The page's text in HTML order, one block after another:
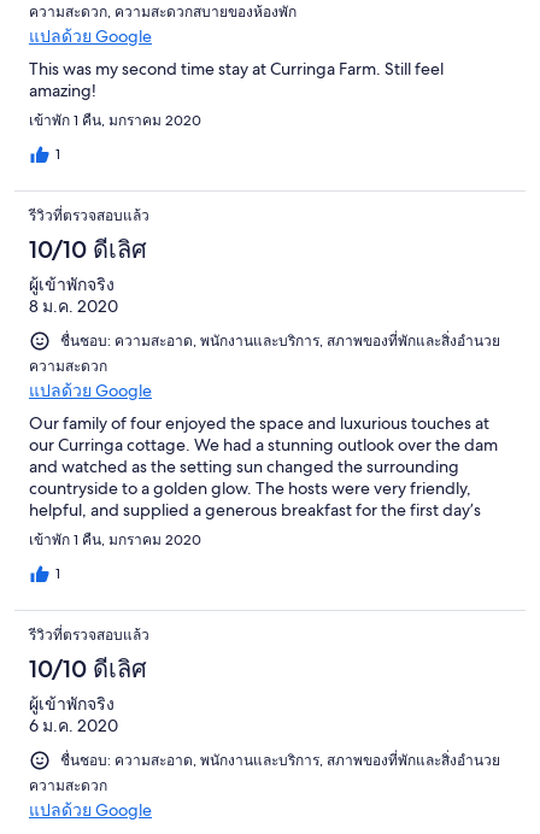
ความสะดวก, ความสะดวกสบายของห้องพัก
แปลด้วย Google
This was my second time stay at Curringa Farm. Still feel
amazing!
เข้าพัก 1 คืน, มกราคม 2020
1
รีวิวที่ตรวจสอบแล้ว
10/10 ดีเลิศ
ผู้เข้าพักจริง
8 ม.ค. 2020
ชื่นชอบ: ความสะอาด, พนักงานและบริการ, สภาพของที่พักและสิ่งอำนวย
ความสะดวก
แปลด้วย Google
Our family of four enjoyed the space and luxurious touches at
our Curringa cottage. We had a stunning outlook over the dam
and watched as the setting sun changed the surrounding
countryside to a golden glow. The hosts were very friendly,
helpful, and supplied a generous breakfast for the first day’s
stay. We wished we could’ve stayed on a little longer. Very
relaxing in a beautiful setting.
เข้าพัก 1 คืน, มกราคม 2020
1
รีวิวที่ตรวจสอบแล้ว
10/10 ดีเลิศ
ผู้เข้าพักจริง
6 ม.ค. 2020
ชื่นชอบ: ความสะอาด, พนักงานและบริการ, สภาพของที่พักและสิ่งอำนวย
ความสะดวก
แปลด้วย Google